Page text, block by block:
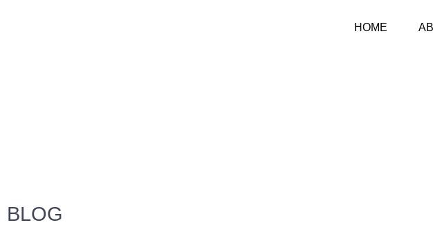
HOME
BLOG